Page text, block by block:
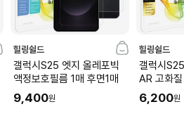
힐링쉴드
갤럭시S25 엣지 올레포빅
액정보호필름 1매 후면1매
9,400원
힐링쉴드
갤럭시
AR 고화
6,200원